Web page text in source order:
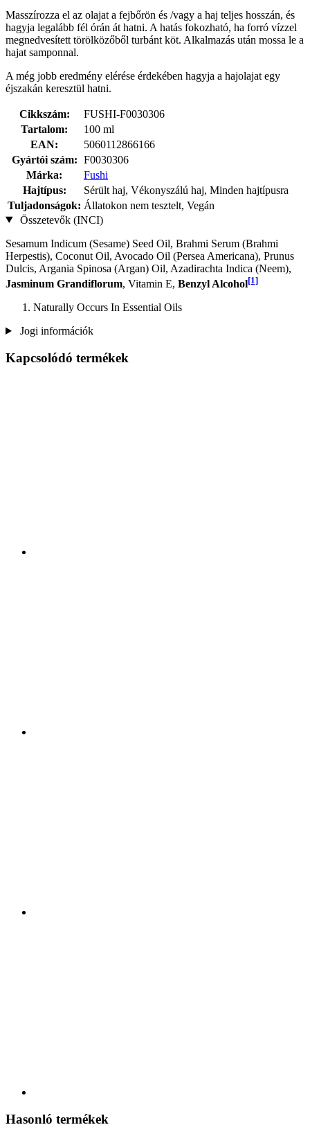
Masszírozza el az olajat a fejbőrön és /vagy a haj teljes hosszán, és
hagyja legalább fél órán át hatni. A hatás fokozható, ha forró vízzel
megnedvesített törölközőből turbánt köt. Alkalmazás után mossa le a
hajat samponnal.
A még jobb eredmény elérése érdekében hagyja a hajolajat egy
éjszakán keresztül hatni.
Cikkszám:
FUSHI-F0030306
Tartalom:
100 ml
EAN:
5060112866166
Gyártói szám: F0030306
Márka:
Fushi
Hajtípus:
Sérült haj, Vékonyszálú haj, Minden hajtípusra
Tuljadonságok: Állatokon nem tesztelt, Vegán
Összetevők (INCI)
Sesamum Indicum (Sesame) Seed Oil, Brahmi Serum (Brahmi
Herpestis), Coconut Oil, Avocado Oil (Persea Americana), Prunus
Dulcis, Argania Spinosa (Argan) Oil, Azadirachta Indica (Neem),
Jasminum Grandiflorum, Vitamin E, Benzyl Alcohol[1]
Naturally Occurs In Essential Oils
Jogi információk
Kapcsolódó termékek
Hasonló termékek